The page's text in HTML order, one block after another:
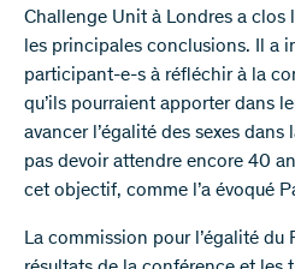
Challenge Unit à Londres a clos
les principales conclusions. Il a
participant-e-s à réfléchir à la
qu’ils pourraient apporter dans
avancer l’égalité des sexes
pas devoir attendre encore 40
cet objectif, comme l’a évoqué
La commission pour l’égalité